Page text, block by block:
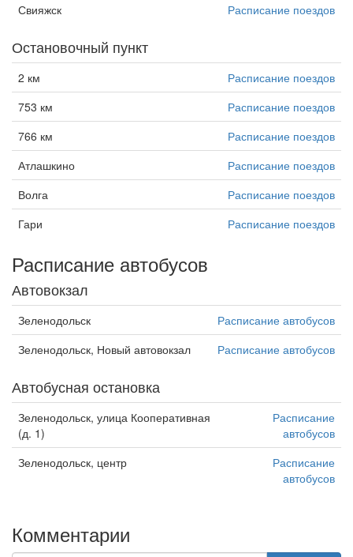
Свияжск
Расписание поездов
Остановочный пункт
2 км
Расписание поездов
753 км
Расписание поездов
766 км
Расписание поездов
Атлашкино
Расписание поездов
Волга
Расписание поездов
Гари
Расписание поездов
Расписание автобусов
Автовокзал
Зеленодольск
Расписание автобусов
Зеленодольск, Новый автовокзал
Расписание автобусов
Автобусная остановка
Зеленодольск, улица Кооперативная
(д. 1)
Расписание
автобусов
Зеленодольск, центр
Расписание
автобусов
Комментарии